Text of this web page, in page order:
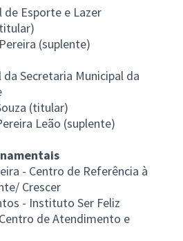
de Esporte e Lazer
(suplente)
Secretaria Municipal da
(titular)
Leão (suplente)
- Centro de Referência à
Crescer
- Instituto Ser Feliz
de Atendimento e